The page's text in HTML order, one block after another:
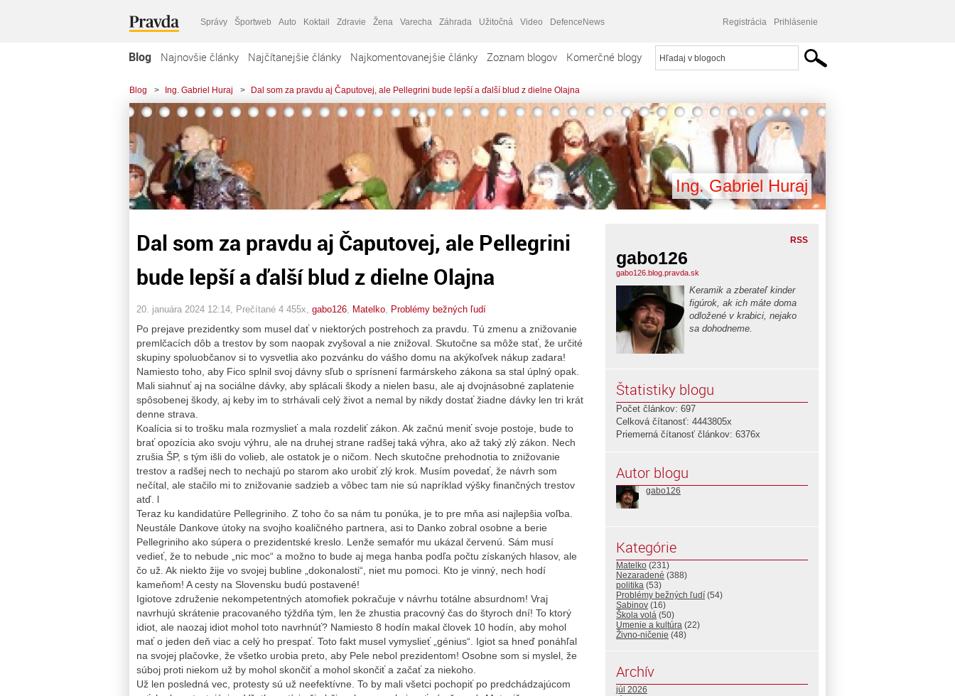
Správy Športweb Auto Koktail Zdravie Žena Varecha Záhrada Užitočná Video DefenceNews Registrácia Prihlásenie
Blog Najnovšie články Najčítanejšie články Najkomentovanejšie články Zoznam blogov Komerčné blogy
Blog > Ing. Gabriel Huraj > Dal som za pravdu aj Čaputovej, ale Pellegrini bude lepší a ďalší blud z dielne Olajna
Ing. Gabriel Huraj
Dal som za pravdu aj Čaputovej, ale Pellegrini
bude lepší a ďalší blud z dielne Olajna
20. januára 2024 12:14 , Prečítané 4 455x, gabo126 Matelko Problémy bežných ľudí
Po prejave prezidentky som musel dať v niektorých postrehoch za pravdu. Tú zmenu a znižovanie
premlčacích dôb a trestov by som naopak zvyšoval a nie znižoval. Skutočne sa môže stať, že určité
skupiny spoluobčanov si to vysvetlia ako pozvánku do vášho domu na akýkoľvek nákup zadara!
Namiesto toho, aby Fico splnil svoj dávny sľub o sprísnení farmárskeho zákona sa stal úplný opak.
Mali siahnuť aj na sociálne dávky, aby splácali škody a nielen basu, ale aj dvojnásobné zaplatenie
spôsobenej škody, aj keby im to strhávali celý život a nemal by nikdy dostať žiadne dávky len tri krát
denne strava.
Koalícia si to trošku mala rozmyslieť a mala rozdeliť zákon. Ak začnú meniť svoje postoje, bude to
brať opozícia ako svoju výhru, ale na druhej strane radšej taká výhra, ako až taký zlý zákon. Nech
zrušia ŠP, s tým išli do volieb, ale ostatok je o ničom. Nech skutočne prehodnotia to znižovanie
trestov a radšej nech to nechajú po starom ako urobiť zlý krok. Musím povedať, že návrh som
nečítal, ale stačilo mi to znižovanie sadzieb a vôbec tam nie sú napríklad výšky finančných trestov
atď. l
Teraz ku kandidatúre Pellegriniho. Z toho čo sa nám tu ponúka, je to pre mňa asi najlepšia voľba.
Neustále Dankove útoky na svojho koaličného partnera, asi to Danko zobral osobne a berie
Pellegriniho ako súpera o prezidentské kreslo. Lenže semafór mu ukázal červenú. Sám musí
vedieť, že to nebude „nic moc“ a možno to bude aj mega hanba podľa počtu získaných hlasov, ale
čo už. Ak niekto žije vo svojej bubline „dokonalosti“, niet mu pomoci. Kto je vinný, nech hodí
kameňom! A cesty na Slovensku budú postavené!
Igiotove združenie nekompetentných atomofiek pokračuje v návrhu totálne absurdnom! Vraj
navrhujú skrátenie pracovaného týždňa tým, len že zhustia pracovný čas do štyroch dní! To ktorý
idiot, ale naozaj idiot mohol toto navrhnúť? Namiesto 8 hodín makal človek 10 hodín, aby mohol
mať o jeden deň viac a celý ho prespať. Toto fakt musel vymyslieť „génius“. Igiot sa hneď ponáhľal
na svojej plačovke, že všetko urobia preto, aby Pele nebol prezidentom! Osobne som si myslel, že
súboj proti niekom už by mohol skončiť a mohol skončiť a začať za niekoho.
Už len posledná vec, protesty sú už neefektívne. To by mali všetci pochopiť po predchádzajúcom
RSS
gabo126
gabo126.blog.pravda.sk
Keramik a zberateľ kinder
figúrok, ak ich máte doma
odložené v krabici, nejako
sa dohodneme.
Štatistiky blogu
Počet článkov: 697
Celková čítanosť: 4443805x
Priemerná čítanosť článkov: 6376x
Autor blogu
gabo126
Kategórie
Matelko (231)
Nezaradené (388)
politika (53)
Problémy bežných ľudí (54)
Sabinov (16)
Škola volá (50)
Umenie a kultúra (22)
Živno-ničenie (48)
Archív
júl 2026